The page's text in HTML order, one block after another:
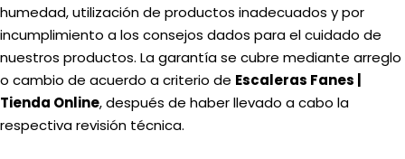
humedad, utilización de productos inadecuados y por
incumplimiento a los consejos dados para el cuidado de
nuestros productos. La garantía se cubre mediante arreglo
o cambio de acuerdo a criterio de Escaleras Fanes |
Tienda Online, después de haber llevado a cabo la
respectiva revisión técnica.